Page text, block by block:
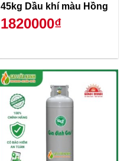
45kg Dầu khí màu Hồng
1820000₫